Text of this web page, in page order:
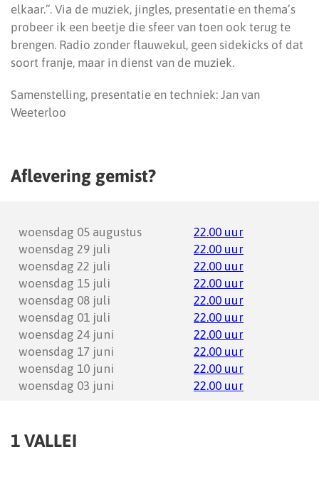
elkaar.”. Via de muziek, jingles, presentatie en thema’s
probeer ik een beetje die sfeer van toen ook terug te
brengen. Radio zonder flauwekul, geen sidekicks of dat
soort franje, maar in dienst van de muziek.
Samenstelling, presentatie en techniek: Jan van
Weeterloo
Aflevering gemist?
1 VALLEI